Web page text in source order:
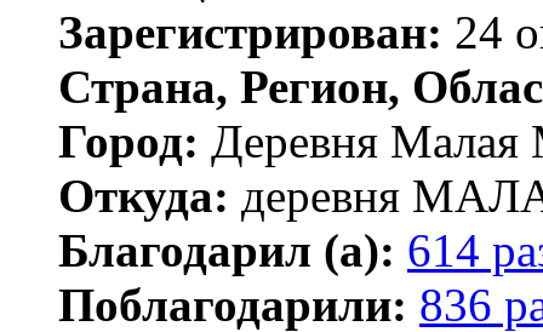
Зарегистрирован: 24
Страна, Регион,
Город: Деревня Малая
Откуда: деревня
Благодарил (а): 614
Поблагодарили: 836